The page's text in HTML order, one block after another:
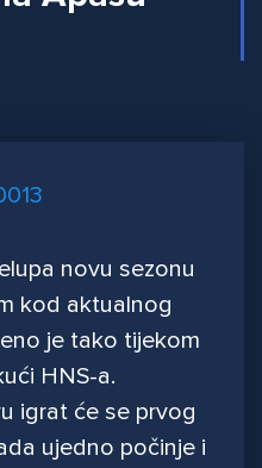
novu sezonu
kod aktualnog
je tako tijekom
HNS-a.
igrat će se prvog
ujedno počinje i